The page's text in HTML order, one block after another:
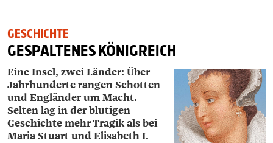
GESCHICHTE
GESPALTENES KÖNIGREICH
Eine Insel, zwei Länder: Über
Jahrhunderte rangen Schotten
und Engländer um Macht.
Selten lag in der blutigen
Geschichte mehr Tragik als bei
Maria Stuart und Elisabeth I.